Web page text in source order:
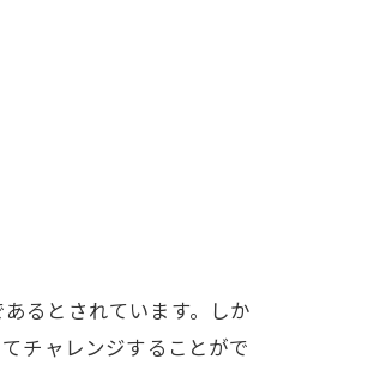
るとされています。しか
チャレンジすることがで